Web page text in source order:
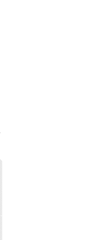
more...
more...